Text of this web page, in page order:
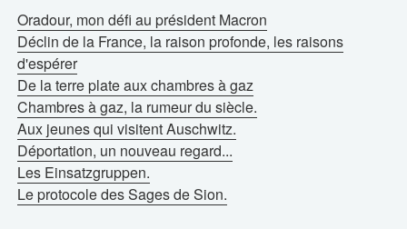
Oradour, mon défi au président Macron
Déclin de la France, la raison profonde, les raisons
d'espérer
De la terre plate aux chambres à gaz
Chambres à gaz, la rumeur du siècle.
Aux jeunes qui visitent Auschwitz.
Déportation, un nouveau regard...
Les Einsatzgruppen.
Le protocole des Sages de Sion.